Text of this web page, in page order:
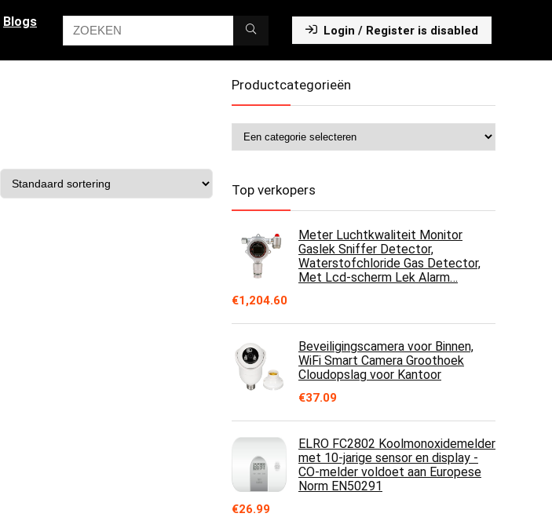
Blogs
Login / Register is disabled
Productcategorieën
Top verkopers
Meter Luchtkwaliteit Monitor
Gaslek Sniffer Detector,
Waterstofchloride Gas Detector,
Met Lcd-scherm Lek Alarm…
€1,204.60
Beveiligingscamera voor Binnen,
WiFi Smart Camera Groothoek
Cloudopslag voor Kantoor
€37.09
ELRO FC2802 Koolmonoxidemelder
met 10-jarige sensor en display -
CO-melder voldoet aan Europese
Norm EN50291
€26.99